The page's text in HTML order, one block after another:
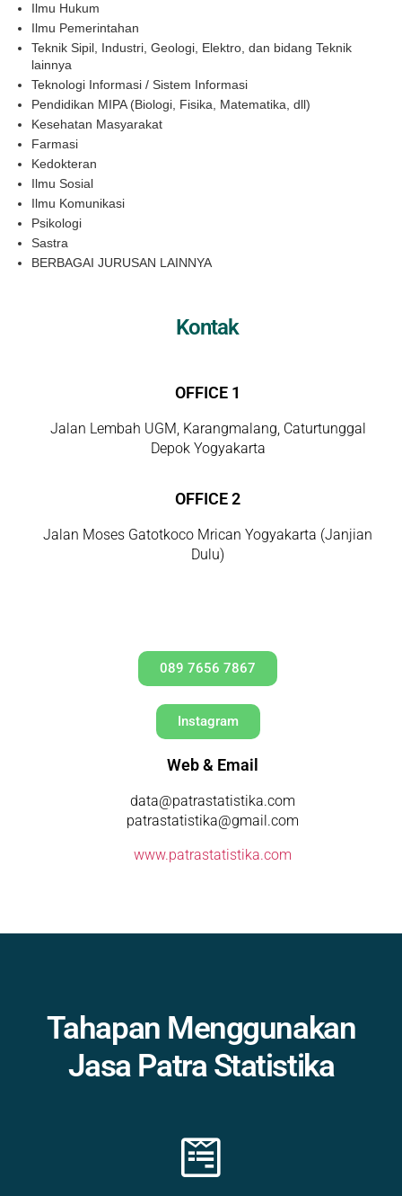
Kontak
OFFICE 1
Jalan Lembah UGM, Karangmalang, Caturtunggal
Depok Yogyakarta
OFFICE 2
Jalan Moses Gatotkoco Mrican Yogyakarta (Janjian
Dulu)
089 7656 7867
Instagram
Web & Email
data@patrastatistika.com
patrastatistika@gmail.com
www.patrastatistika.com
Ilmu Hukum
Ilmu Pemerintahan
Teknik Sipil, Industri, Geologi, Elektro, dan bidang Teknik
lainnya
Teknologi Informasi / Sistem Informasi
Pendidikan MIPA (Biologi, Fisika, Matematika, dll)
Kesehatan Masyarakat
Farmasi
Kedokteran
Ilmu Sosial
Ilmu Komunikasi
Psikologi
Sastra
BERBAGAI JURUSAN LAINNYA
Tahapan Menggunakan
Jasa Patra Statistika